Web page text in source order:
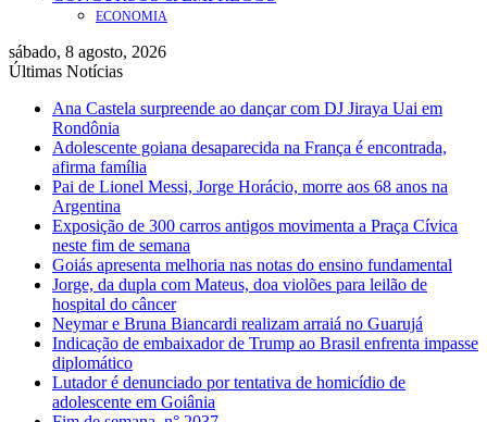
ECONOMIA
sábado, 8 agosto, 2026
Últimas Notícias
Ana Castela surpreende ao dançar com DJ Jiraya Uai em
Rondônia
Adolescente goiana desaparecida na França é encontrada,
afirma família
Pai de Lionel Messi, Jorge Horácio, morre aos 68 anos na
Argentina
Exposição de 300 carros antigos movimenta a Praça Cívica
neste fim de semana
Goiás apresenta melhoria nas notas do ensino fundamental
Jorge, da dupla com Mateus, doa violões para leilão de
hospital do câncer
Neymar e Bruna Biancardi realizam arraiá no Guarujá
Indicação de embaixador de Trump ao Brasil enfrenta impasse
diplomático
Lutador é denunciado por tentativa de homicídio de
adolescente em Goiânia